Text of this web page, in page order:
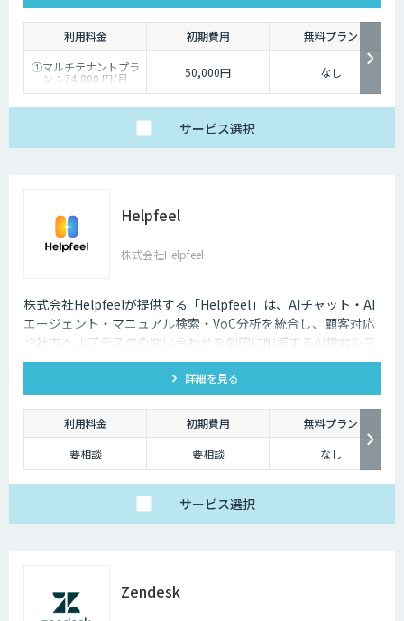
利用料金 初期費用
無料プラン
①マルチテナントプラ
ン：74,800 円/月
②スタータープラン：
149,800円/月
50,000円 なし
サービス選択
Helpfeel
株式会社Helpfeel
株式会社Helpfeelが提供する「Helpfeel」は、AIチャット・AI
エージェント・マニュアル検索・VoC分析を統合し、顧客対応
や社内ヘルプデスクの問い合わせを劇的に削減するAI検索シス
テムです。特許技術と手厚い伴走支援で、誰でも即座に答えを
詳細を見る
利用料金 初期費用
無料プラン
要相談
要相談 なし
サービス選択
Zendesk